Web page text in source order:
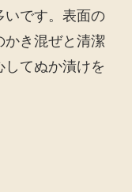
いです。表面の
かき混ぜと清潔
てぬか漬けを